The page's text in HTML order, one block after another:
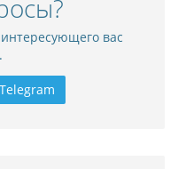
вас
Telegram